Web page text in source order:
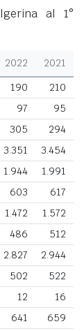
al 1°
2022 2021
190
210
97
95
305
294
3.351 3.454
1.944 1.991
603
617
1.472 1.572
486
512
2.827 2.944
502
522
12
16
641
659